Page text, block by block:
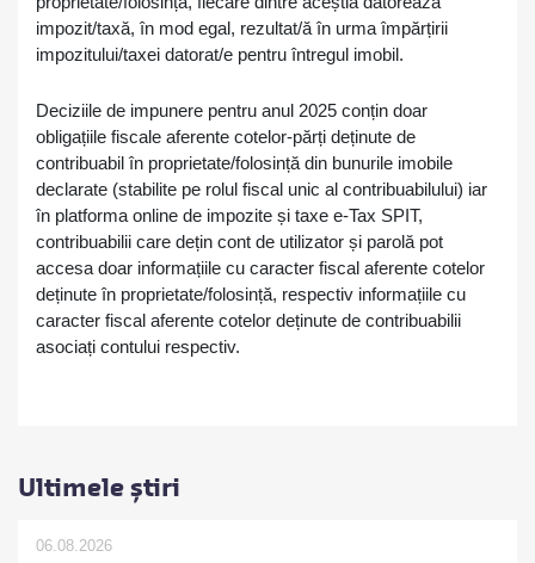
impozit/taxă, în mod egal, rezultat/ă în urma împărțirii
impozitului/taxei datorat/e pentru întregul imobil.
Deciziile de impunere pentru anul 2025 conțin doar
obligațiile fiscale aferente cotelor-părți deținute de
contribuabil în proprietate/folosință din bunurile imobile
declarate (stabilite pe rolul fiscal unic al contribuabilului) iar
în platforma online de impozite și taxe e-Tax SPIT,
contribuabilii care dețin cont de utilizator și parolă pot
accesa doar informațiile cu caracter fiscal aferente cotelor
deținute în proprietate/folosință, respectiv informațiile cu
caracter fiscal aferente cotelor deținute de contribuabilii
asociați contului respectiv.
Ultimele știri
06.08.2026